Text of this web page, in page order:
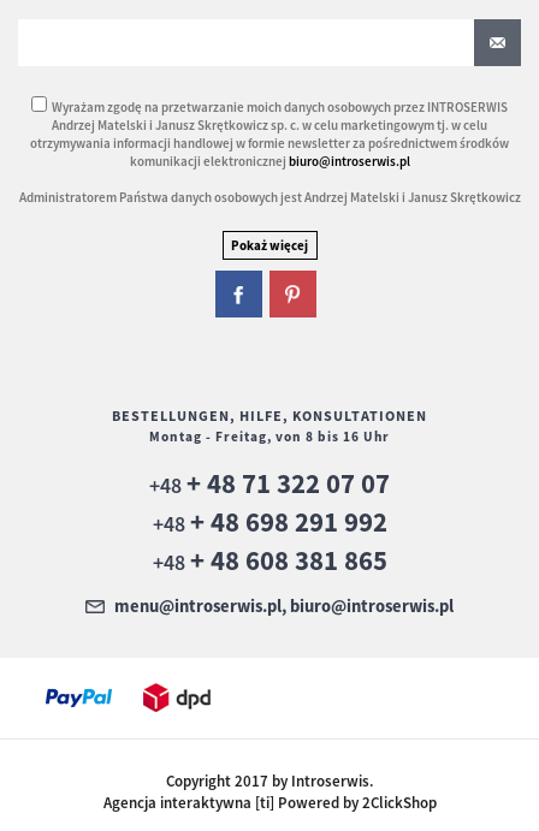
Wyrażam zgodę na przetwarzanie moich danych osobowych przez INTROSERWIS
Andrzej Matelski i Janusz Skrętkowicz sp. c. w celu marketingowym tj. w celu
otrzymywania informacji handlowej w formie newsletter za pośrednictwem środków
komunikacji elektronicznej biuro@introserwis.pl
Administratorem Państwa danych osobowych jest Andrzej Matelski i Janusz Skrętkowicz
BESTELLUNGEN, HILFE, KONSULTATIONEN
Montag - Freitag, von 8 bis 16 Uhr
+48+ 48 71 322 07 07
+48+ 48 698 291 992
+48+ 48 608 381 865
menu@introserwis.pl, biuro@introserwis.pl
Copyright 2017 by Introserwis.
Agencja interaktywna [ti] Powered by 2ClickShop